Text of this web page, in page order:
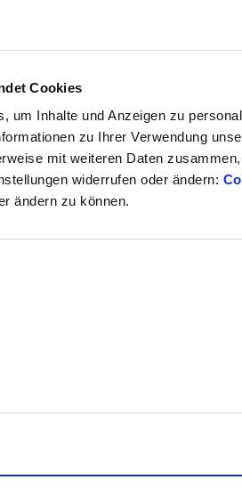
Cookies
um Inhalte und Anzeigen zu
zu Ihrer Verwendung
mit weiteren Daten
widerrufen oder ändern:
ändern zu können.
Vitalstoffe»
Quinoa:
Körnern!
mit den